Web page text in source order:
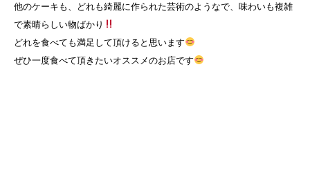
他のケーキも、どれも綺麗に作られた芸術のようなで、味わいも複雑
で素晴らしい物ばかり
どれを食べても満足して頂けると思います
ぜひ一度食べて頂きたいオススメのお店です